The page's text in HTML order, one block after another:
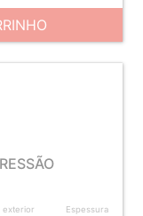
exterior Espessura